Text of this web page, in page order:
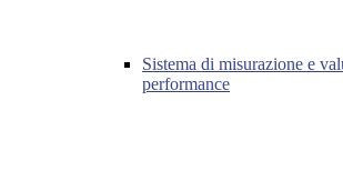
Sistema di misurazione e
performance